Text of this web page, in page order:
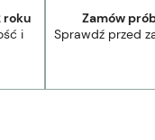
roku
i
Zamów
Sprawdź przed